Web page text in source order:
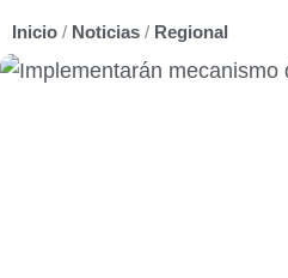
Inicio / Noticias / Regional